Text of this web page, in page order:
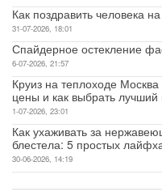
Как поздравить человека
31-07-2026, 18:01
Спайдерное остекление
6-07-2026, 21:57
Круиз на теплоходе
цены и как выбрать лучший
1-07-2026, 23:01
Как ухаживать за
блестела: 5 простых
30-06-2026, 14:19